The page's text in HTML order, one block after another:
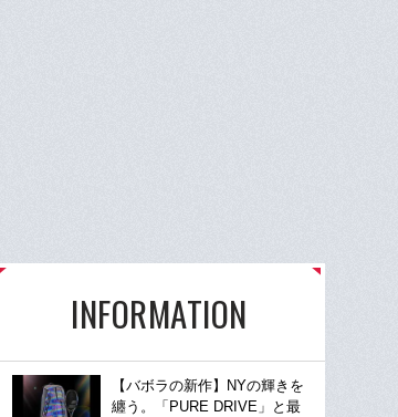
INFORMATION
【バボラの新作】NYの輝きを
纏う。「PURE DRIVE」と最